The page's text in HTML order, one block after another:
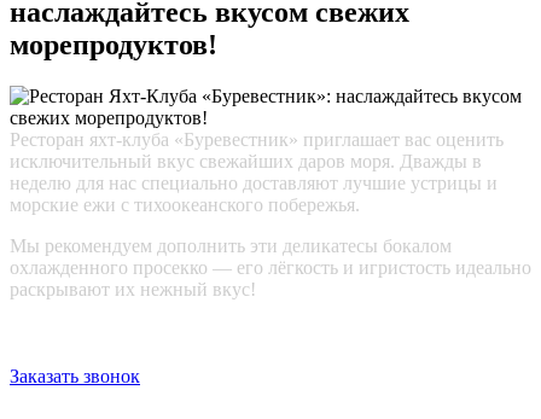
наслаждайтесь вкусом свежих
морепродуктов!
Ресторан яхт-клуба «Буревестник» приглашает вас оценить
исключительный вкус свежайших даров моря. Дважды в
неделю для нас специально доставляют лучшие устрицы и
морские ежи с тихоокеанского побережья.
Мы рекомендуем дополнить эти деликатесы бокалом
охлажденного просекко — его лёгкость и игристость идеально
раскрывают их нежный вкус!
Заказать звонок